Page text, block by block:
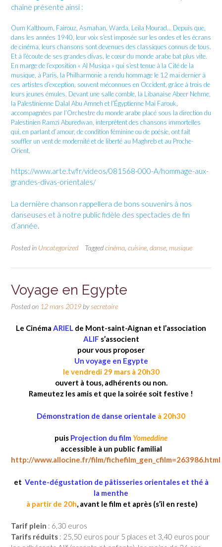
chaîne présente ainsi :
Oum Kalthoum, Fairouz, Asmahan, Warda, Leila Mourad… Depuis que,
dans les années 1940, leur voix s’est imposée sur les ondes et les écrans
de cinéma, leurs chansons sont devenues des classiques connus de tous.
Et à l’écoute de ses grandes divas, le cœur du monde arabe bat plus vite.
En marge de l’exposition « Al Musiqa » qui s’est tenue à la Cité de la
musique, à Paris, la Philharmonie a rendu hommage le 12 mai dernier à
ces artistes d’exception, souvent méconnues en Occident, grâce à trois de
leurs jeunes émules. Devant une salle comble, la Libanaise Abeer Nehme,
la Palestinienne Dalal Abu Amneh et l’Égyptienne Mai Farouk,
accompagnées par l’Orchestre du monde arabe placé sous la direction du
Palestinien Ramzi Aburedwan, interprètent des chansons immortelles
qui, en parlant d’amour, de condition féminine ou de poésie, ont fait
souffler un vent de modernité et de liberté au Maghreb et au Proche-
Orient.
https://www.arte.tv/fr/videos/081568-000-A/hommage-aux-
grandes-divas-orientales/
La dernière chanson rappellera de bons souvenirs à nos
danseuses et à notre public fidèle des spectacles de fin
d’année.
Posted in Uncategorized Taggedcinéma cuisine danse musique
Voyage en Egypte
Posted on 12 mars 2019 bysecretaire
Le Cinéma ARIEL de Mont-saint-Aignan et l’association
ALIF s’associent
pour vous proposer
Un voyage en Egypte
le vendredi 29 mars à 20h30
ouvert à tous, adhérents ou non.
Rameutez les amis et que la soirée soit festive !
Démonstration de danse orientale à 20h30
puis Projection du film Yomeddine
accessible à un public familial
http://www.allocine.fr/film/fichefilm_gen_cfilm=263986.html
et Vente-dégustation de pâtisseries orientales et thé à
la menthe
à partir de 20h, avant le film et après (s’il en reste)
Tarif plein : 6,30 euros
Tarifs réduits : 25,50 euros pour 5 places et 3,40 euros pour